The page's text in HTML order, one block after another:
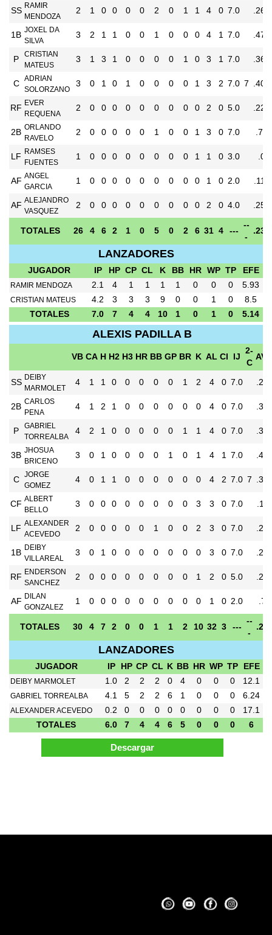
SS
RAMIR
MENDOZA
2 1 0 0 0 0 2 0 1 1 4 0 7.0 .263
1B
JOXEL DA
SILVA
3 2 1 1 0 0 1 0 0 0 4 1 7.0 .474
P
CRISTIAN
MATEUS
3 1 3 1 0 0 0 0 1 0 3 1 7.0 .364
C
ADRIAN
SOLORZANO
3 0 1 0 1 0 0 0 0 1 3 2 7.0 7 .409
RF
EVER
REQUENA
2 0 0 0 0 0 0 0 0 0 2 0 5.0 .222
2B
ORLANDO
RAVELO
2 0 0 0 0 0 1 0 0 1 3 0 7.0 .71
LF
RAMSES
FUENTES
1 0 0 0 0 0 0 0 0 1 1 0 3.0 .0
AF
ANGEL
GARCIA
1 0 0 0 0 0 0 0 0 0 1 0 2.0 .111
AF
ALEJANDRO
VASQUEZ
2 0 0 0 0 0 0 0 0 0 2 0 4.0 .250
TOTALES 26 4 6 2 1 0 5 0 2 6 31 4 ---
--
-
.230
LANZADORES
JUGADOR IP HP CP CL K BB HR WP TP EFE
RAMIR MENDOZA 2.1 4 1 1 1 1 0 0 0 5.93
CRISTIAN MATEUS 4.2 3 3 3 9 0 0 1 0
8.5
TOTALES
7.0 7 4 4 10 1 0 1 0 5.14
ALEXIS PADILLA B
VB CA H H2 H3 HR BB GP BR K AL CI IJ
2-
C
SS
DEIBY
MARMOLET
4 1 1 0 0 0 0 0 1 2 4 0 7.0
2B
CARLOS
PENA
4 1 2 1 0 0 0 0 0 0 4 0 7.0
P
GABRIEL
TORREALBA
4 2 1 0 0 0 0 0 1 1 4 0 7.0
3B
JHOSUA
BRICENO
3 0 1 0 0 0 0 1 0 1 4 1 7.0
C
JORGE
GOMEZ
4 0 1 1 0 0 0 0 0 0 4 2 7.0 7
CF
ALBERT
BELLO
3 0 0 0 0 0 0 0 0 3 3 0 7.0 .111
LF
ALEXANDER
ACEVEDO
2 0 0 0 0 0 1 0 0 2 3 0 7.0
1B
DEIBY
VILLAREAL
3 0 1 0 0 0 0 0 0 0 3 0 7.0
RF
ENDERSON
SANCHEZ
2 0 0 0 0 0 0 0 0 1 2 0 5.0
AF
DILAN
GONZALEZ
1 0 0 0 0 0 0 0 0 0 1 0 2.0 .77
TOTALES 30 4 7 2 0 0 1 1 2 10 32 3 ---
--
-
LANZADORES
JUGADOR IP HP CP CL K BB HR WP TP EFE
DEIBY MARMOLET 1.0 2 2 2 0 4 0 0 0 12.1
GABRIEL TORREALBA 4.1 5 2 2 6 1 0 0 0 6.24
ALEXANDER ACEVEDO 0.2 0 0 0 0 0 0 0 0
17.1
TOTALES
6.0 7 4 4 6 5 0 0 0 6